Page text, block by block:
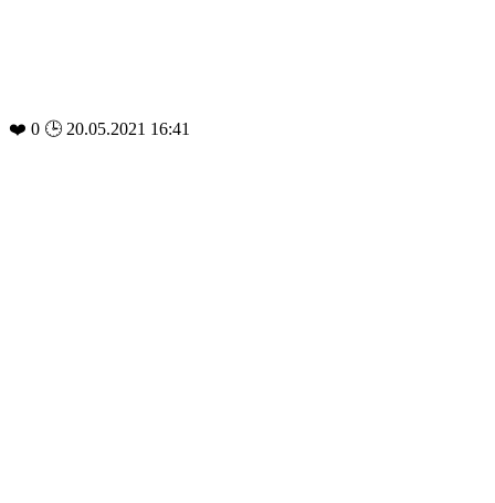
❤️ 0 🕒 20.05.2021 16:41